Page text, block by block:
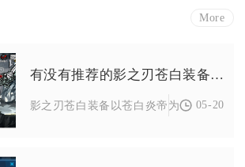
More
有没有推荐的影之刃苍白装备打法
影之刃苍白装备以苍白炎帝为核心的打法
05-20